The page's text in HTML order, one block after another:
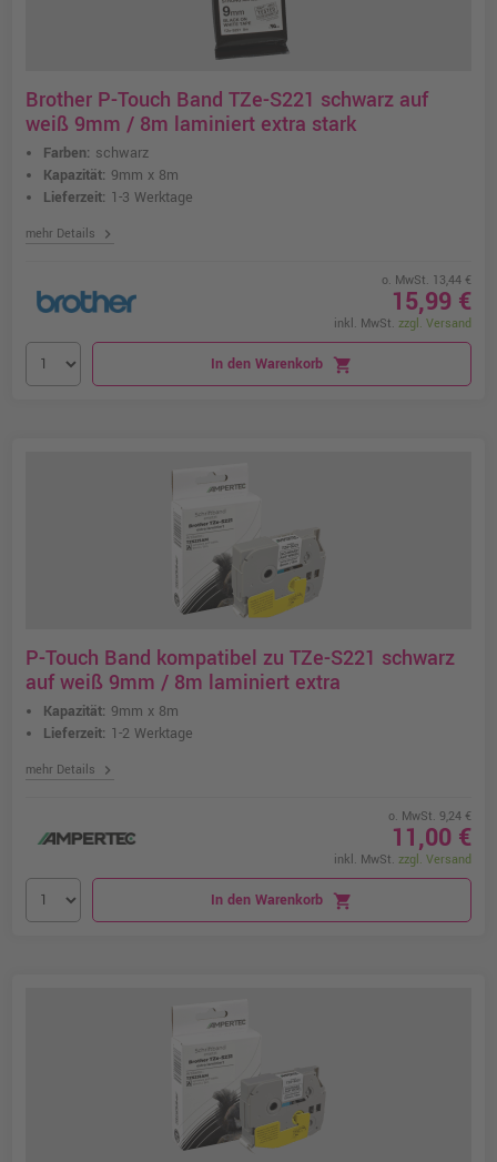
Brother P-Touch Band TZe-S221 schwarz auf
weiß 9mm / 8m laminiert extra stark
Farben: schwarz
Kapazität: 9mm x 8m
Lieferzeit: 1-3 Werktage
mehr Details chevron_right
o. MwSt. 13,44 €
15,99 €
inkl. MwSt. zzgl. Versand
In den Warenkorb shopping_cart
P-Touch Band kompatibel zu TZe-S221 schwarz
auf weiß 9mm / 8m laminiert extra
Kapazität: 9mm x 8m
Lieferzeit: 1-2 Werktage
mehr Details chevron_right
o. MwSt. 9,24 €
11,00 €
inkl. MwSt. zzgl. Versand
In den Warenkorb shopping_cart